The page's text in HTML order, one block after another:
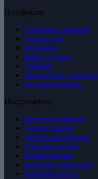
Платформа
Торговые сигналы
Аналитика
Обучение
Наши сделки
Тарифы
Лояльность и скидки
Личный кабинет
Инструменты
Все инструменты
Анализ акций
Анализ облигаций
Скринер акций
Калькуляторы
Позиции трейдеров
Криптовалюты